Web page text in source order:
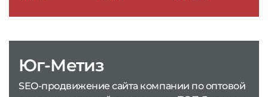
Юг-Метиз
SEO-продвижение сайта компании по оптовой